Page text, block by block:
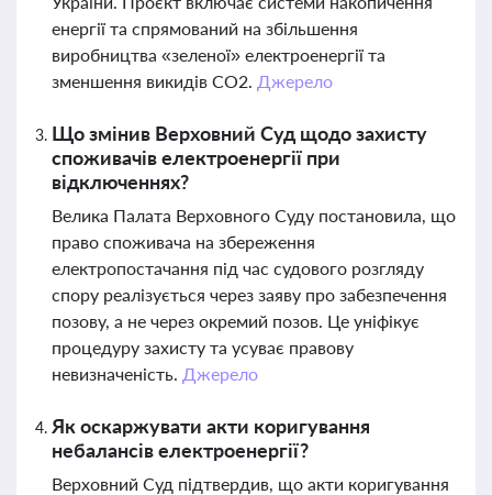
енергії та спрямований на збільшення
виробництва «зеленої» електроенергії та
зменшення викидів CO2. Джерело
Що змінив Верховний Суд щодо захисту
споживачів електроенергії при
відключеннях?
Велика Палата Верховного Суду постановила, що
право споживача на збереження
електропостачання під час судового розгляду
спору реалізується через заяву про забезпечення
позову, а не через окремий позов. Це уніфікує
процедуру захисту та усуває правову
невизначеність. Джерело
Як оскаржувати акти коригування
небалансів електроенергії?
Верховний Суд підтвердив, що акти коригування